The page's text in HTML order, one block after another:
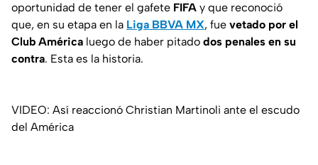
oportunidad de tener el gafete FIFA y que reconoció
que, en su etapa en la Liga BBVA MX, fue vetado por el
Club América luego de haber pitado dos penales en su
contra. Esta es la historia.
VIDEO: Así reaccionó Christian Martinoli ante el escudo
del América